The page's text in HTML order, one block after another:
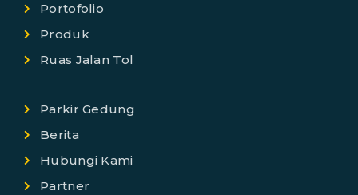
Portofolio
Produk
Ruas Jalan Tol
Parkir Gedung
Berita
Hubungi Kami
Partner